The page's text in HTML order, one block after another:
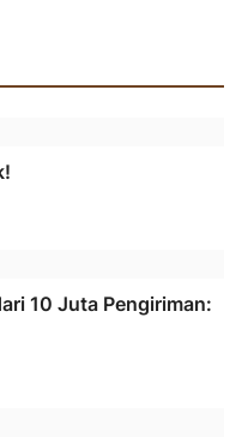
10 Juta Pengiriman: